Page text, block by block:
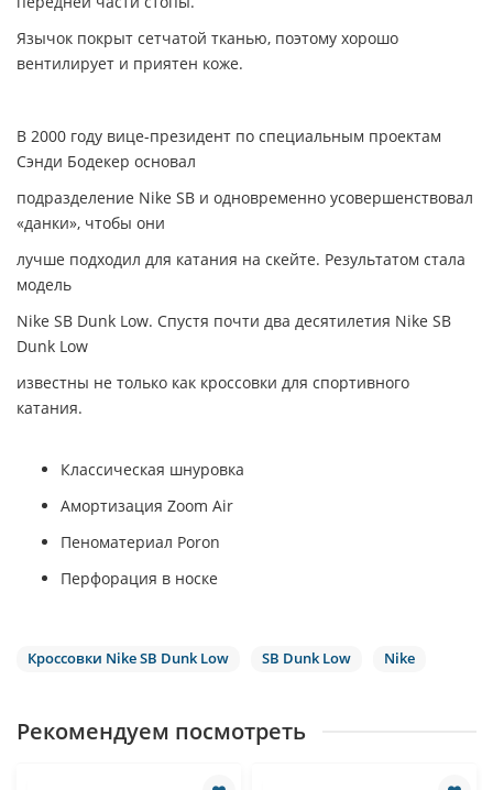
Язычок покрыт сетчатой тканью, поэтому хорошо
вентилирует и приятен коже.
В 2000 году вице-президент по специальным проектам
Сэнди Бодекер основал
подразделение Nike SB и одновременно усовершенствовал
«данки», чтобы они
лучше подходил для катания на скейте. Результатом стала
модель
Nike SB Dunk Low. Спустя почти два десятилетия Nike SB
Dunk Low
известны не только как кроссовки для спортивного
катания.
Классическая шнуровка
Амортизация Zoom Air
Пеноматериал Poron
Перфорация в носке
Кроссовки Nike SB Dunk Low SB Dunk Low Nike
Рекомендуем посмотреть